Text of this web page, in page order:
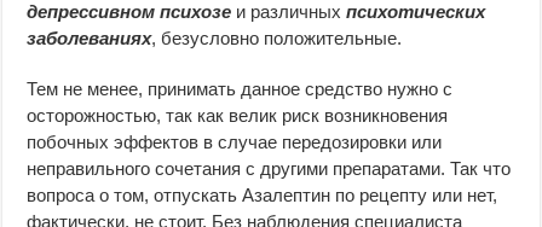
депрессивном психозе и различныхпсихотических
заболеваниях, безусловно положительные.
Тем не менее, принимать данное средство нужно с
осторожностью, так как велик риск возникновения
побочных эффектов в случае передозировки или
неправильного сочетания с другими препаратами. Так что
вопроса о том, отпускать Азалептин по рецепту или нет,
фактически, не стоит. Без наблюдения специалиста